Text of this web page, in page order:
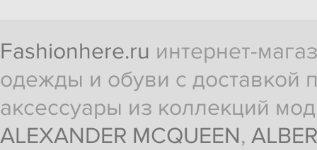
Fashionhere.ru интернет-
одежды и обуви с доставкой
аксессуары из коллекций
ALEXANDER MCQUEEN,